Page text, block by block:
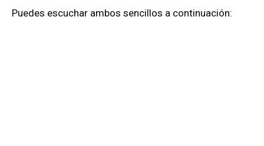
Puedes escuchar ambos sencillos a continuación: